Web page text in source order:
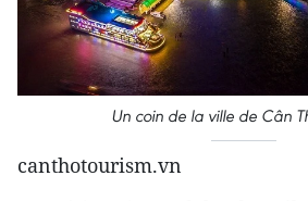
Un coin de la ville de Cân
canthotourism.vn